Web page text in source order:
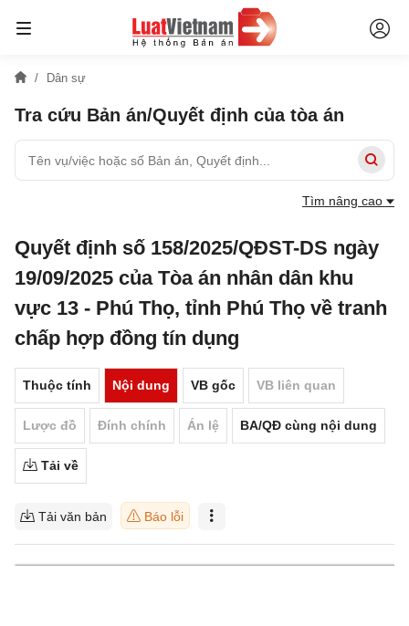
Dân sự
Tra cứu Bản án/Quyết định của tòa án
Tìm nâng cao
Quyết định số 158/2025/QĐST-DS ngày
19/09/2025 của Tòa án nhân dân khu
vực 13 - Phú Thọ, tỉnh Phú Thọ về tranh
chấp hợp đồng tín dụng
Thuộc tính Nội dung VB gốc VB liên quan
Lược đồ Đính chính Án lệ BA/QĐ cùng nội dung
Tải về
Tải văn bản Báo lỗi